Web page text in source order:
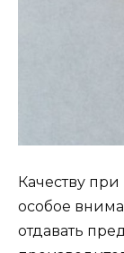
Качеству
особое
отдавать